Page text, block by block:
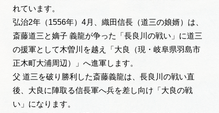
フォトライブラリー
動画ライブラリー
お問い合わせ
れています。
弘治2年（1556年）4月、 織田信長（道三の娘婿） は、
斎藤道三と嫡子 義龍が争った「長良川の戦い」に道三
の援軍として木曽川 を越え「 大良（現・岐阜県羽島市
正木町大浦周辺）」へ進軍します。
父 道三を破り勝利した斎藤義龍は、 長良川の戦い直
後、 大良に陣取る信長軍へ兵を差し向け「大良の戦
い」になります。